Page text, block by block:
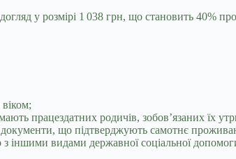
у розмірі 1 038 грн, що становить 40%
працездатних родичів, зобов’язаних їх
що підтверджують самотнє
іншими видами державної соціальної